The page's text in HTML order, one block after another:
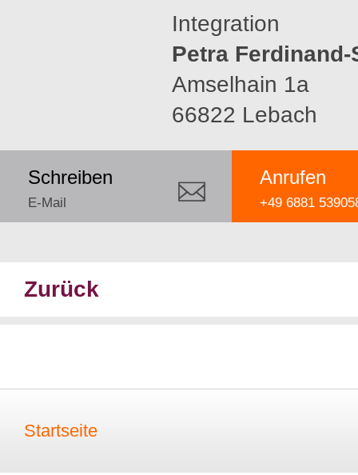
Integration
Petra Ferdinand-
Amselhain 1a
66822 Lebach
Anrufen
+49 6881
Schreiben
E-Mail
Zurück
Startseite